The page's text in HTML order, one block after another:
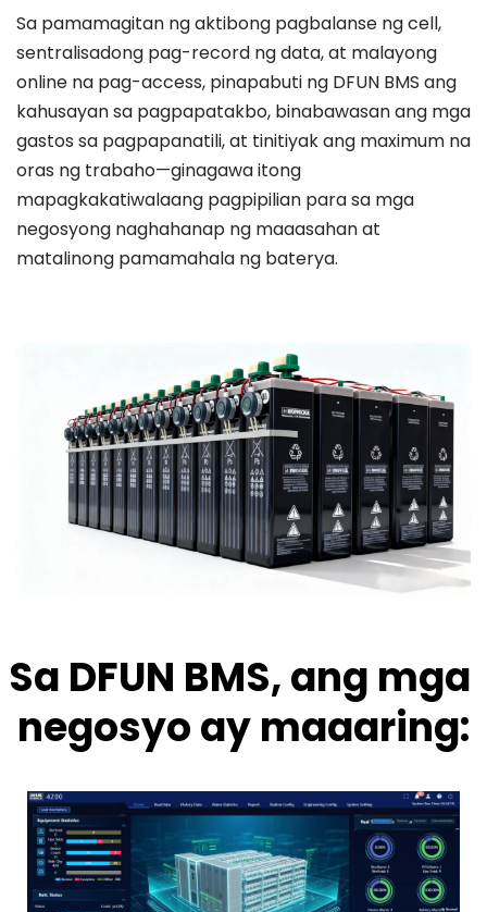
Sa pamamagitan ng aktibong pagbalanse ng cell,
sentralisadong pag-record ng data, at malayong
online na pag-access, pinapabuti ng DFUN BMS ang
kahusayan sa pagpapatakbo, binabawasan ang mga
gastos sa pagpapanatili, at tinitiyak ang maximum na
oras ng trabaho—ginagawa itong
mapagkakatiwalaang pagpipilian para sa mga
negosyong naghahanap ng maaasahan at
matalinong pamamahala ng baterya.
Sa DFUN BMS, ang mga
negosyo ay maaaring: